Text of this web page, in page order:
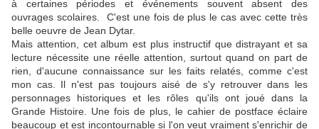
à certaines périodes et événements souvent absent des
ouvrages scolaires. C'est une fois de plus le cas avec cette très
belle oeuvre de Jean Dytar.
Mais attention, cet album est plus instructif que distrayant et sa
lecture nécessite une réelle attention, surtout quand on part de
rien, d'aucune connaissance sur les faits relatés, comme c'est
mon cas. Il n'est pas toujours aisé de s'y retrouver dans les
personnages historiques et les rôles qu'ils ont joué dans la
Grande Histoire. Une fois de plus, le cahier de postface éclaire
beaucoup et est incontournable si l'on veut vraiment s'enrichir de